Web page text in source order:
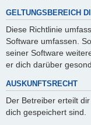
GELTUNGSBEREICH
Diese Richtlinie
Software umfassen.
seiner Software
er dich darüber
AUSKUNFTSRECHT
Der Betreiber erteilt
dich gespeichert sind.